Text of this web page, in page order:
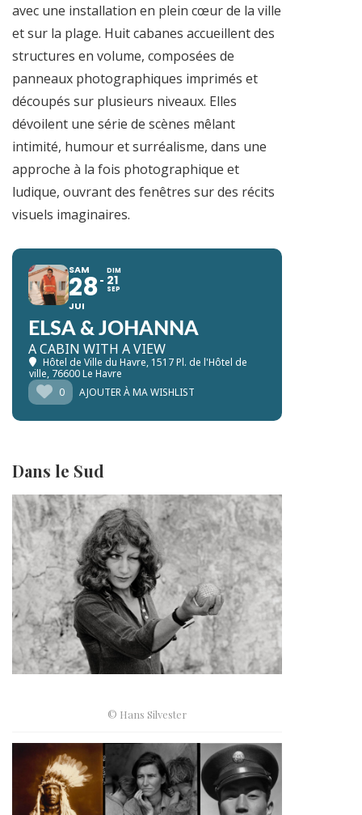
avec une installation en plein cœur de la ville
et sur la plage. Huit cabanes accueillent des
structures en volume, composées de
panneaux photographiques imprimés et
découpés sur plusieurs niveaux. Elles
dévoilent une série de scènes mêlant
intimité, humour et surréalisme, dans une
approche à la fois photographique et
ludique, ouvrant des fenêtres sur des récits
visuels imaginaires.
SAM
28
JUI
DIM
21
SEP
ELSA & JOHANNA
A CABIN WITH A VIEW
Hôtel de Ville du Havre, 1517 Pl. de l'Hôtel de
ville, 76600 Le Havre
0
AJOUTER À MA WISHLIST
Dans le Sud
© Hans Silvester